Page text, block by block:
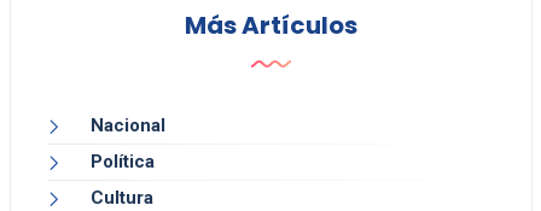
Más Artículos
Nacional
Política
Cultura